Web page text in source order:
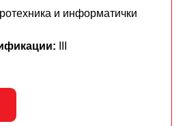
и информатички